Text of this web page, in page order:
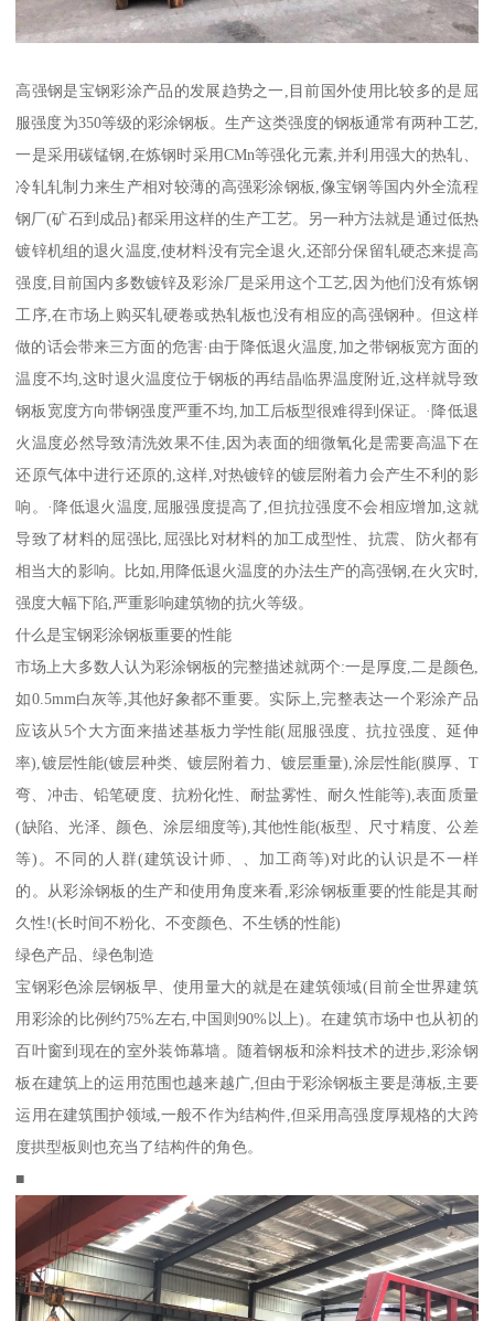
高强钢是宝钢彩涂产品的发展趋势之一,目前国外使用比较多的是屈
服强度为350等级的彩涂钢板。生产这类强度的钢板通常有两种工艺,
一是采用碳锰钢,在炼钢时采用CMn等强化元素,并利用强大的热轧、
冷轧轧制力来生产相对较薄的高强彩涂钢板,像宝钢等国内外全流程
钢厂(矿石到成品}都采用这样的生产工艺。另一种方法就是通过低热
镀锌机组的退火温度,使材料没有完全退火,还部分保留轧硬态来提高
强度,目前国内多数镀锌及彩涂厂是采用这个工艺,因为他们没有炼钢
工序,在市场上购买轧硬卷或热轧板也没有相应的高强钢种。但这样
做的话会带来三方面的危害·由于降低退火温度,加之带钢板宽方面的
温度不均,这时退火温度位于钢板的再结晶临界温度附近,这样就导致
钢板宽度方向带钢强度严重不均,加工后板型很难得到保证。·降低退
火温度必然导致清洗效果不佳,因为表面的细微氧化是需要高温下在
还原气体中进行还原的,这样,对热镀锌的镀层附着力会产生不利的影
响。·降低退火温度,屈服强度提高了,但抗拉强度不会相应增加,这就
导致了材料的屈强比,屈强比对材料的加工成型性、抗震、防火都有
相当大的影响。比如,用降低退火温度的办法生产的高强钢,在火灾时,
强度大幅下陷,严重影响建筑物的抗火等级。
什么是宝钢彩涂钢板重要的性能
市场上大多数人认为彩涂钢板的完整描述就两个:一是厚度,二是颜色,
如0.5mm白灰等,其他好象都不重要。实际上,完整表达一个彩涂产品
应该从5个大方面来描述基板力学性能(屈服强度、抗拉强度、延伸
率),镀层性能(镀层种类、镀层附着力、镀层重量),涂层性能(膜厚、T
弯、冲击、铅笔硬度、抗粉化性、耐盐雾性、耐久性能等),表面质量
(缺陷、光泽、颜色、涂层细度等),其他性能(板型、尺寸精度、公差
等)。不同的人群(建筑设计师、、加工商等)对此的认识是不一样
的。从彩涂钢板的生产和使用角度来看,彩涂钢板重要的性能是其耐
久性!(长时间不粉化、不变颜色、不生锈的性能)
绿色产品、绿色制造
宝钢彩色涂层钢板早、使用量大的就是在建筑领域(目前全世界建筑
用彩涂的比例约75%左右,中国则90%以上)。在建筑市场中也从初的
百叶窗到现在的室外装饰幕墙。随着钢板和涂料技术的进步,彩涂钢
板在建筑上的运用范围也越来越广,但由于彩涂钢板主要是薄板,主要
运用在建筑围护领域,一般不作为结构件,但采用高强度厚规格的大跨
度拱型板则也充当了结构件的角色。
■